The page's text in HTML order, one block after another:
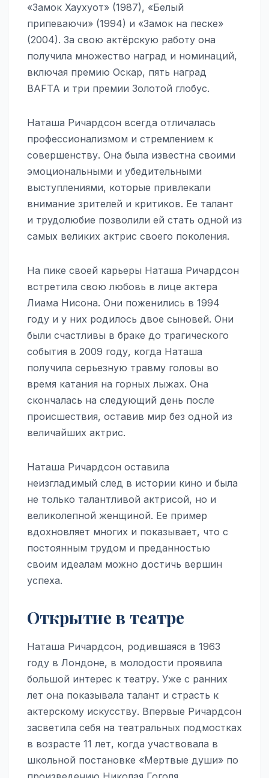
«Замок Хаухуот» (1987), «Белый
припеваючи» (1994) и «Замок на песке»
(2004). За свою актёрскую работу она
получила множество наград и номинаций,
включая премию Оскар, пять наград
BAFTA и три премии Золотой глобус.
Наташа Ричардсон всегда отличалась
профессионализмом и стремлением к
совершенству. Она была известна своими
эмоциональными и убедительными
выступлениями, которые привлекали
внимание зрителей и критиков. Ее талант
и трудолюбие позволили ей стать одной из
самых великих актрис своего поколения.
На пике своей карьеры Наташа Ричардсон
встретила свою любовь в лице актера
Лиама Нисона. Они поженились в 1994
году и у них родилось двое сыновей. Они
были счастливы в браке до трагического
события в 2009 году, когда Наташа
получила серьезную травму головы во
время катания на горных лыжах. Она
скончалась на следующий день после
происшествия, оставив мир без одной из
величайших актрис.
Наташа Ричардсон оставила
неизгладимый след в истории кино и была
не только талантливой актрисой, но и
великолепной женщиной. Ее пример
вдохновляет многих и показывает, что с
постоянным трудом и преданностью
своим идеалам можно достичь вершин
успеха.
Открытие в театре
Наташа Ричардсон, родившаяся в 1963
году в Лондоне, в молодости проявила
большой интерес к театру. Уже с ранних
лет она показывала талант и страсть к
актерскому искусству. Впервые Ричардсон
засветила себя на театральных подмостках
в возрасте 11 лет, когда участвовала в
школьной постановке «Мертвые души» по